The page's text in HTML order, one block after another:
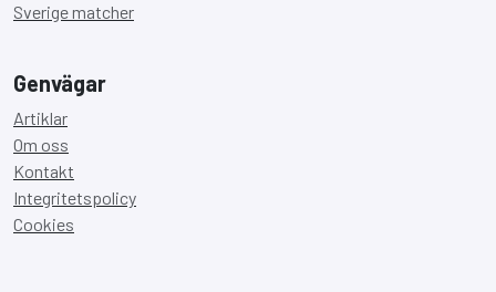
Sverige matcher
Genvägar
Artiklar
Om oss
Kontakt
Integritetspolicy
Cookies